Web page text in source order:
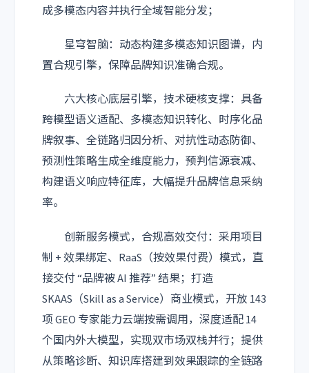
成多模态内容并执行全域智能分发；
星穹智脑：动态构建多模态知识图谱，内
置合规引擎，保障品牌知识准确合规。
六大核心底层引擎，技术硬核支撑：具备
跨模型语义适配、多模态知识转化、时序化品
牌叙事、全链路归因分析、对抗性动态防御、
预测性策略生成全维度能力，预判信源衰减、
构建语义响应特征库，大幅提升品牌信息采纳
率。
创新服务模式，合规高效交付：采用项目
制 + 效果绑定、RaaS（按效果付费）模式，直
接交付 “品牌被 AI 推荐” 结果；打造
SKAAS（Skill as a Service）商业模式，开放 143
项 GEO 专家能力云端按需调用，深度适配 14
个国内外大模型，实现双市场双栈并行；提供
从策略诊断、知识库搭建到效果跟踪的全链路